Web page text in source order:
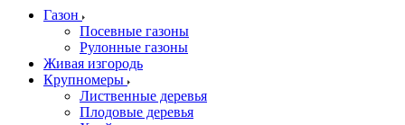
Газон
Посевные газоны
Рулонные газоны
Живая изгородь
Крупномеры
Лиственные деревья
Плодовые деревья